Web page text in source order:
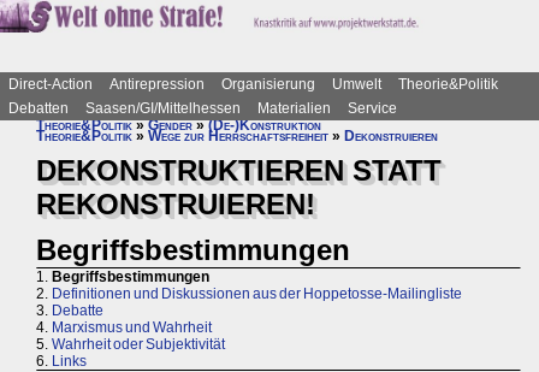
Direct-Action Antirepression Organisierung Umwelt
Theorie&Politik
Debatten
Saasen/GI/Mittelhessen Materialien
Service
Theorie&Politik»Gender»(De-)Konstruktion
Theorie&Politik » Wege zur Herrschaftsfreiheit » Dekonstruieren
DEKONSTRUKTIEREN STATT
REKONSTRUIEREN!
Begriffsbestimmungen
1. Begriffsbestimmungen
2. Definitionen und Diskussionen aus der Hoppetosse-Mailingliste
3. Debatte
4. Marxismus und Wahrheit
5. Wahrheit oder Subjektivität
6. Links